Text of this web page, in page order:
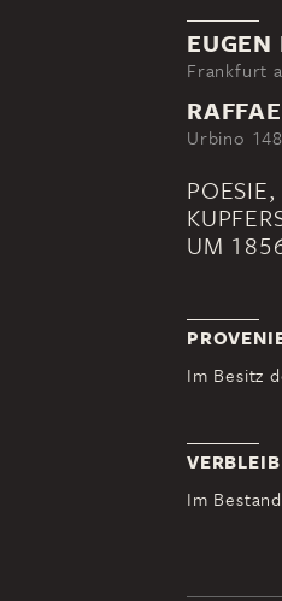
EUGEN
Frankfurt
Urbino
UM
Im Besitz
VERBLEIB
Im